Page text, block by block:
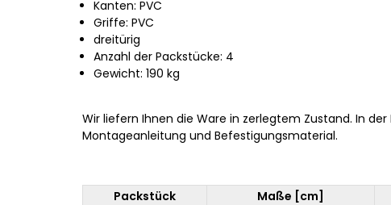
Kanten: PVC
Griffe: PVC
dreitürig
Anzahl der Packstücke: 4
Gewicht: 190 kg
Wir liefern Ihnen die Ware in zerlegtem Zustand. In
Montageanleitung und Befestigungsmaterial.
Packstück Maße [cm]